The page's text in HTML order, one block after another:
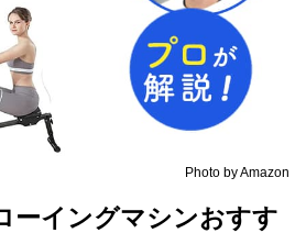
Photo by Amazon
ーイングマシンおすす